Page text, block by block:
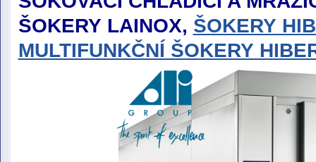
ŠOKERY LAINOX, ŠOKERY
MULTIFUNKČNÍ ŠOKERY